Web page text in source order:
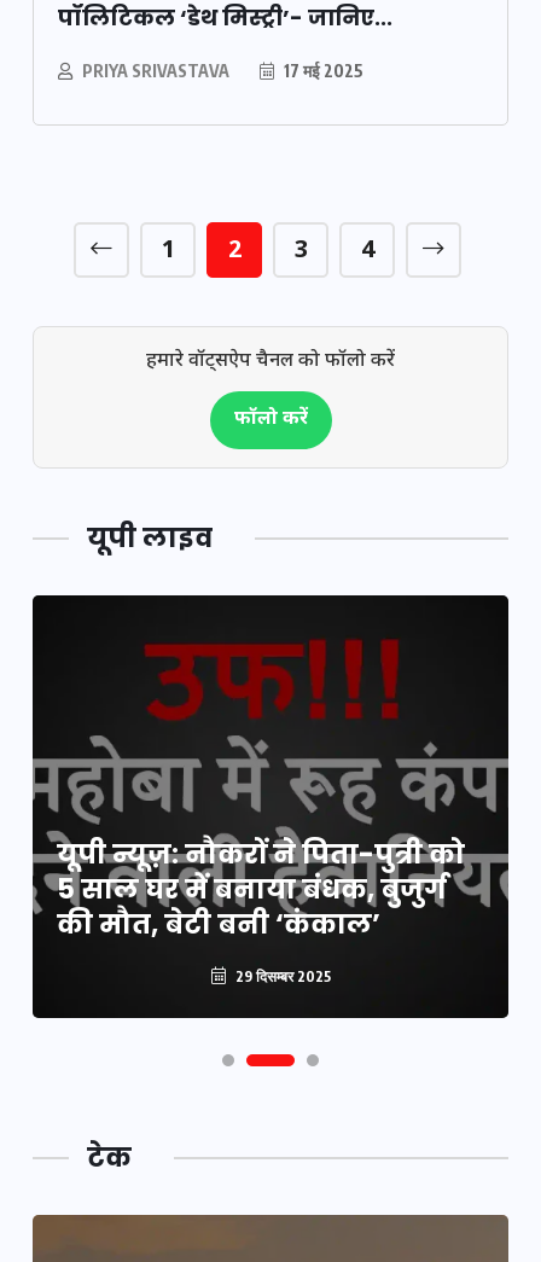
पॉलिटिकल ‘डेथ मिस्ट्री’- जानिए...
PRIYA SRIVASTAVA 17 मई 2025
1 2 3 4
हमारे वॉट्सऐप चैनल को फॉलो करें
फॉलो करें
यूपी लाइव
यूपी न्यूज़: नौकरों ने पिता-पुत्री को
5 साल घर में बनाया बंधक, बुजुर्ग
की मौत, बेटी बनी ‘कंकाल’
29 दिसम्बर 2025
यूपी लेखपाल भर्ती: ओबीसी को
मिली बड़ी राहत, 2158 पदों पर बंपर
वैकेंसी, जनरल कोटे में भारी कटौती
29 दिसम्बर 2025
टेक